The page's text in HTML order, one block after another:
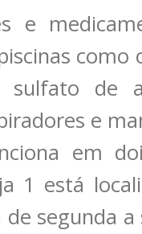
e
como
sulfato de
e
em
1 está
segunda